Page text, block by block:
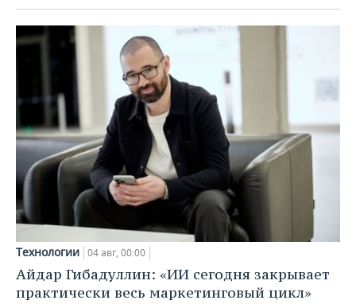
Технологии 04 авг, 00:00
Айдар Гибадуллин: «ИИ сегодня закрывает
практически весь маркетинговый цикл»